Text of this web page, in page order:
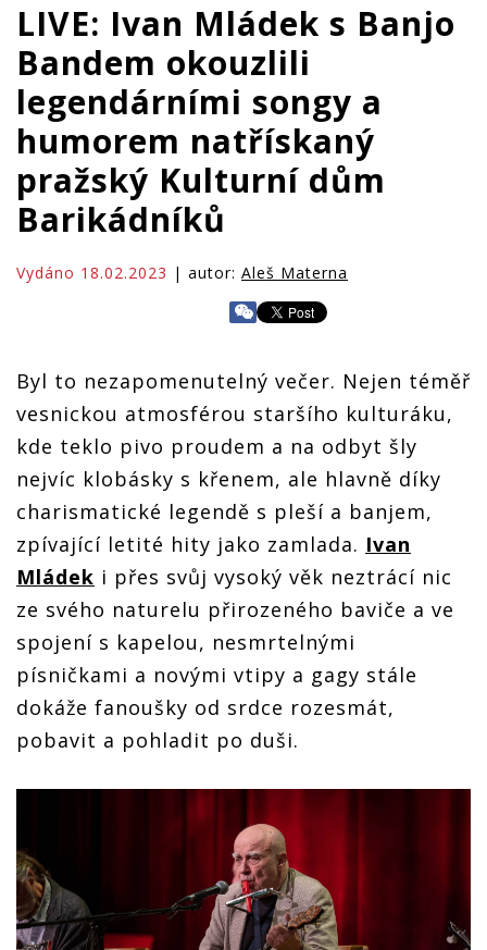
LIVE: Ivan Mládek s Banjo
Bandem okouzlili
legendárními songy a
humorem natřískaný
pražský Kulturní dům
Barikádníků
Vydáno 18.02.2023 | autor: Aleš Materna
Byl to nezapomenutelný večer. Nejen téměř
vesnickou atmosférou staršího kulturáku,
kde teklo pivo proudem a na odbyt šly
nejvíc klobásky s křenem, ale hlavně díky
charismatické legendě s pleší a banjem,
zpívající letité hity jako zamlada. Ivan
Mládek i přes svůj vysoký věk neztrácí nic
ze svého naturelu přirozeného baviče a ve
spojení s kapelou, nesmrtelnými
písničkami a novými vtipy a gagy stále
dokáže fanoušky od srdce rozesmát,
pobavit a pohladit po duši.